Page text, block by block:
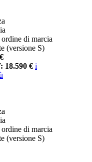
ordine di marcia
(versione S)
18.590 € i
ordine di marcia
(versione S)